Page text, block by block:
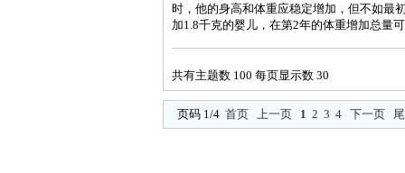
时，他的身高和体重应稳定增加，但不如最
加1.8千克的婴儿，在第2年的体重增加总量
共有主题数 100 每页显示数 30
页码 1/4 首页 上一页 1 2 3 4 下一页